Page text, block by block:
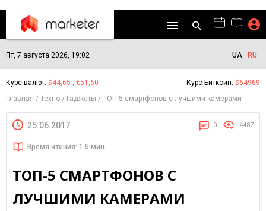
Пт, 7 августа 2026, 19:02 UA RU
Курс валют: $44,65 , €51,60 Курс Биткоин: $64969
Главная
Техно Гаджеты ТОП-5 смартфонов с лучшими камерами
25.06.2017 0 4487
Время чтения: 1.5 мин.
ТОП-5 СМАРТФОНОВ С
ЛУЧШИМИ КАМЕРАМИ